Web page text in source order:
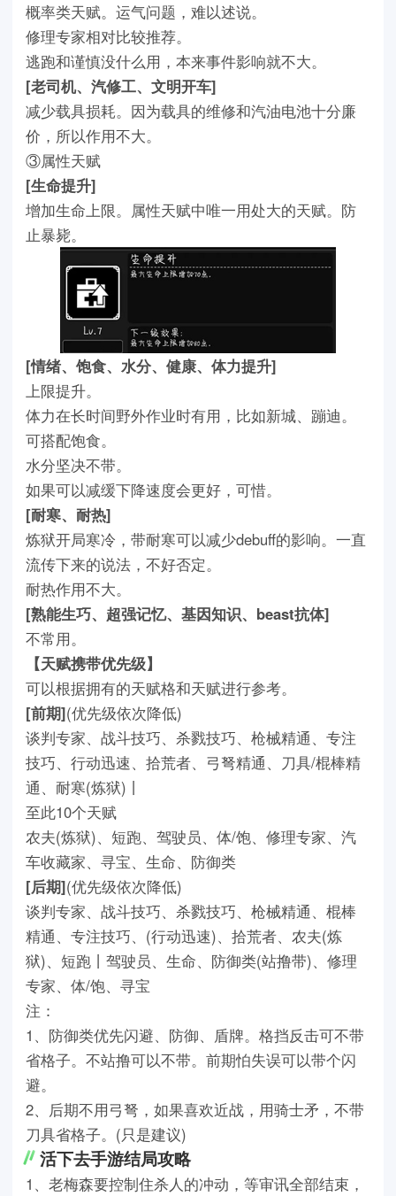
概率类天赋。运气问题，难以述说。
修理专家相对比较推荐。
逃跑和谨慎没什么用，本来事件影响就不大。
[老司机、汽修工、文明开车]
减少载具损耗。因为载具的维修和汽油电池十分廉
价，所以作用不大。
③属性天赋
[生命提升]
增加生命上限。属性天赋中唯一用处大的天赋。防
止暴毙。
[情绪、饱食、水分、健康、体力提升]
上限提升。
体力在长时间野外作业时有用，比如新城、蹦迪。
可搭配饱食。
水分坚决不带。
如果可以减缓下降速度会更好，可惜。
[耐寒、耐热]
炼狱开局寒冷，带耐寒可以减少debuff的影响。一直
流传下来的说法，不好否定。
耐热作用不大。
[熟能生巧、超强记忆、基因知识、beast抗体]
不常用。
【天赋携带优先级】
可以根据拥有的天赋格和天赋进行参考。
[前期](优先级依次降低)
谈判专家、战斗技巧、杀戮技巧、枪械精通、专注
技巧、行动迅速、拾荒者、弓弩精通、刀具/棍棒精
通、耐寒(炼狱)丨
至此10个天赋
农夫(炼狱)、短跑、驾驶员、体/饱、修理专家、汽
车收藏家、寻宝、生命、防御类
[后期](优先级依次降低)
谈判专家、战斗技巧、杀戮技巧、枪械精通、棍棒
精通、专注技巧、(行动迅速)、拾荒者、农夫(炼
狱)、短跑丨驾驶员、生命、防御类(站撸带)、修理
专家、体/饱、寻宝
注：
1、防御类优先闪避、防御、盾牌。格挡反击可不带
省格子。不站撸可以不带。前期怕失误可以带个闪
避。
2、后期不用弓弩，如果喜欢近战，用骑士矛，不带
刀具省格子。(只是建议)
活下去手游结局攻略
1、老梅森要控制住杀人的冲动，等审讯全部结束，